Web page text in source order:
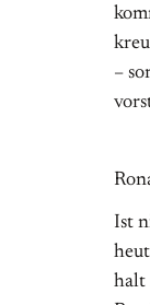
–
Ist
halt